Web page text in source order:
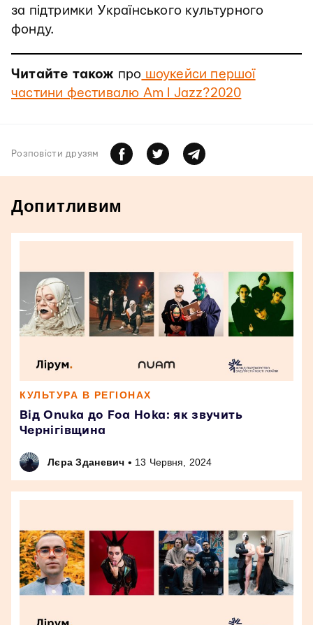
за підтримки Українського культурного
фонду.
Читайте також про шоукейси першої
частини фестивалю Am I Jazz?2020
Розповiсти друзям
Допитливим
КУЛЬТУРА В РЕГІОНАХ
Від Onuka до Foa Hoka: як звучить
Чернігівщина
Лєра Зданевич • 13 Червня, 2024